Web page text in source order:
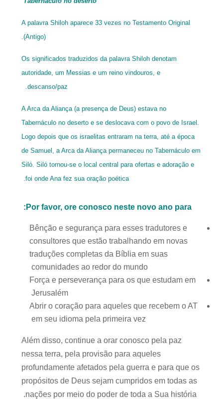
A palavra Shiloh aparece 33 vezes no Testamento Original
(Antigo).
Os significados traduzidos da palavra Shiloh denotam
autoridade, um Messias e um reino vindouros, e
descanso/paz.
A Arca da Aliança (a presença de Deus) estava no
Tabernáculo no deserto e se deslocava com o povo de Israel.
Logo depois que os israelitas entraram na terra, até a época
de Samuel, a Arca da Aliança permaneceu no Tabernáculo em
Siló. Siló tornou-se o local central para ofertas e adoração e
foi onde Ana fez sua oração poética.
Por favor, ore conosco neste novo ano para:
Bênção e segurança para esses tradutores e
consultores que estão trabalhando em novas
traduções completas da Bíblia em suas
comunidades ao redor do mundo
Força e perseverança para os que estudam em
Jerusalém
Abrir o coração para aqueles que recebem o AT
em seu idioma pela primeira vez
Além disso, continue a orar conosco pela paz
nessa terra, pela provisão para aqueles
profundamente afetados pela guerra e para que os
propósitos de Deus sejam cumpridos em todas as
nações por meio do poder de toda a Sua história.